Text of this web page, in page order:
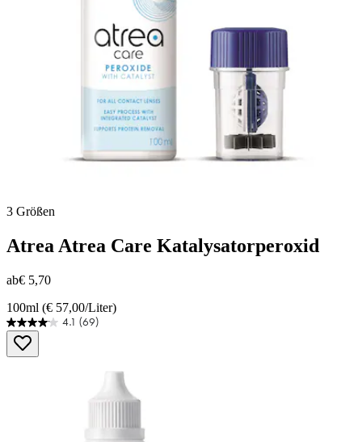
3 Größen
Atrea Atrea Care Katalysatorperoxid
ab€ 5,70
100ml (€ 57,00/Liter)
4.1 (69)
4.1
von
5